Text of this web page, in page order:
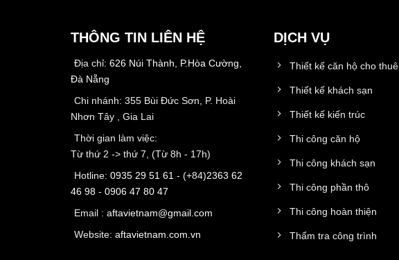
THÔNG TIN LIÊN HỆ
Địa chỉ: 626 Núi Thành, P.Hòa Cường,
Đà Nẵng
Chi nhánh: 355 Bùi Đức Sơn, P. Hoài
Nhơn Tây , Gia Lai
Thời gian làm việc:
Từ thứ 2 -> thứ 7, (Từ 8h - 17h)
Hotline: 0935 29 51 61 - (+84)2363 62
46 98 - 0906 47 80 47
Email : aftavietnam@gmail.com
Website: aftavietnam.com.vn
DỊCH VỤ
Thiết kế căn hộ cho thuê
Thiết kế khách sạn
Thiết kế kiến trúc
Thi công căn hộ
Thi công khách sạn
Thi công phần thô
Thi công hoàn thiện
Thẩm tra công trình